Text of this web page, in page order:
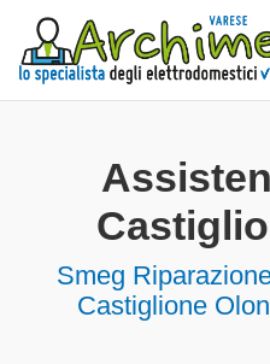
Smeg
Castiglione